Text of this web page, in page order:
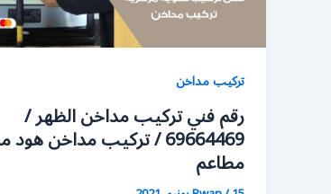
تركيب مداخن
رقم فني تركيب مداخن الظهر /
69664469 / تركيب مداخن
مطاعم